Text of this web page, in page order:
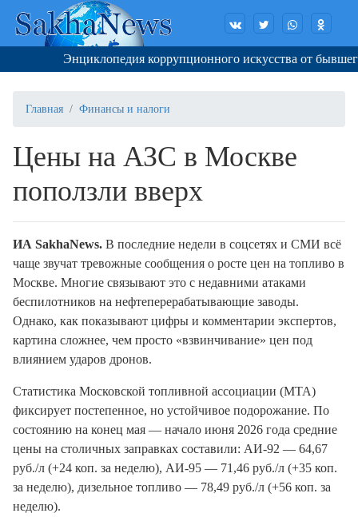
Энциклопедия коррупционного искусства от бывшего
Главная Финансы и налоги
Цены на АЗС в Москве
поползли вверх
ИА SakhaNews. В последние недели в соцсетях и СМИ всё
чаще звучат тревожные сообщения о росте цен на топливо в
Москве. Многие связывают это с недавними атаками
беспилотников на нефтеперерабатывающие заводы.
Однако, как показывают цифры и комментарии экспертов,
картина сложнее, чем просто «взвинчивание» цен под
влиянием ударов дронов.
Статистика Московской топливной ассоциации (МТА)
фиксирует постепенное, но устойчивое подорожание. По
состоянию на конец мая — начало июня 2026 года средние
цены на столичных заправках составили: АИ-92 — 64,67
руб./л (+24 коп. за неделю), АИ-95 — 71,46 руб./л (+35 коп.
за неделю), дизельное топливо — 78,49 руб./л (+56 коп. за
неделю).